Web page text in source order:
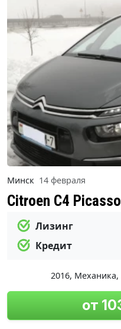
Минск 14 февраля
Citroen C4 Picasso
Лизинг
Кредит
2016, Механика,
от